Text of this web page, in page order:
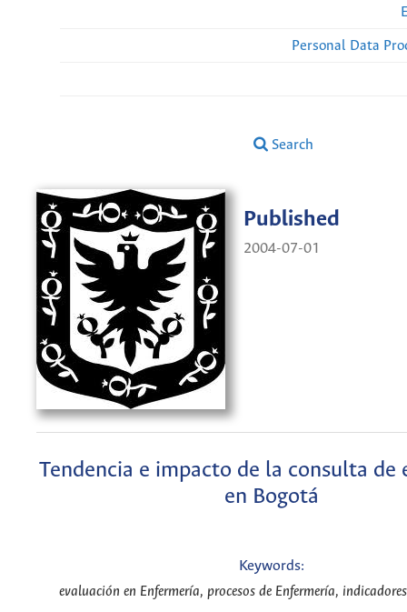
Personal Data
Search
Published
2004-07-01
Tendencia e impacto de la consulta de
en Bogotá
Keywords:
evaluación en Enfermería, procesos de Enfermería,